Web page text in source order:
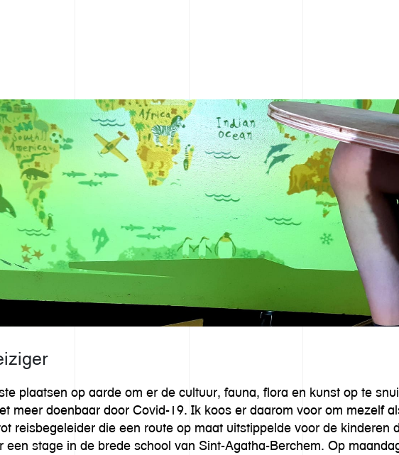
plaatsen op aarde om er de cultuur, fauna, flora en kunst op te
meer doenbaar door Covid-19. Ik koos er daarom voor om mezelf
reisbegeleider die een route op maat uitstippelde voor de kinderen
een stage in de brede school van Sint-Agatha-Berchem. Op